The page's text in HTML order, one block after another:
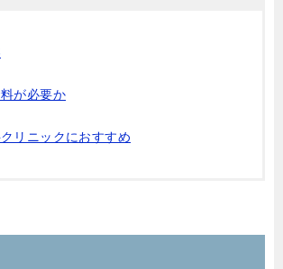
が必要か
リニックにおすすめ